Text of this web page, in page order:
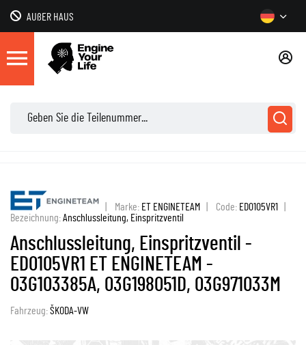
AUßER HAUS
Marke: ET ENGINETEAM Code: ED0105VR1
Bezeichnung:Anschlussleitung, Einspritzventil
Anschlussleitung, Einspritzventil -
ED0105VR1 ET ENGINETEAM -
03G103385A, 03G198051D, 03G971033M
Fahrzeug:ŠKODA-VW